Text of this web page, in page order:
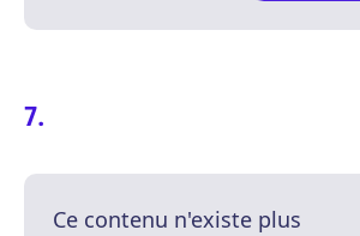
Ce contenu n'existe plus